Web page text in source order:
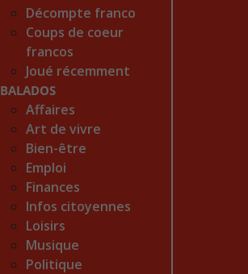
Décompte franco
Coups de coeur
francos
Joué récemment
BALADOS
Affaires
Art de vivre
Bien-être
Emploi
Finances
Infos citoyennes
Loisirs
Musique
Politique